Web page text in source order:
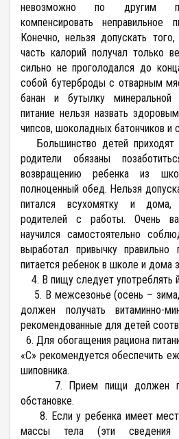
невозможно по другим
компенсировать неправильное
Конечно, нельзя допускать
часть калорий получал только
сильно не проголодался до
собой бутерброды с отварным
банан и бутылку
питание нельзя назвать
чипсов, шоколадных батончиков и
Большинство детей
родители обязаны
возвращению ребенка из
полноценный обед. Нельзя
питался всухомятку и дома,
родителей с работы. Очень
научился самостоятельно
выработал привычку правильно
питается ребенок в школе и дома
4. В пищу следует употреблять
5. В межсезонье (осень –
должен получать витаминно-
рекомендованные для детей
6. Для обогащения рациона
«С» рекомендуется обеспечить
шиповника.
7. Прием пищи должен
обстановке.
8. Если у ребенка имеет
массы тела (эти